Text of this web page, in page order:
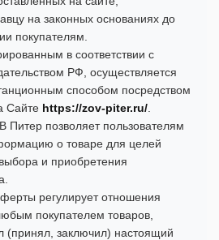
на законных основаниях до
покупателям.
в соответствии с
РФ, осуществляется
способом посредством
Сайте https://zov-piter.ru/
Питер позволяет пользователям
о товаре для целей
и приобретения
регулирует отношения
покупателем товаров,
(принял, заключил) настоящий